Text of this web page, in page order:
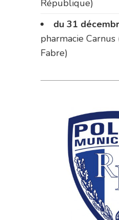
République)
du 31
pharmacie
Fabre)